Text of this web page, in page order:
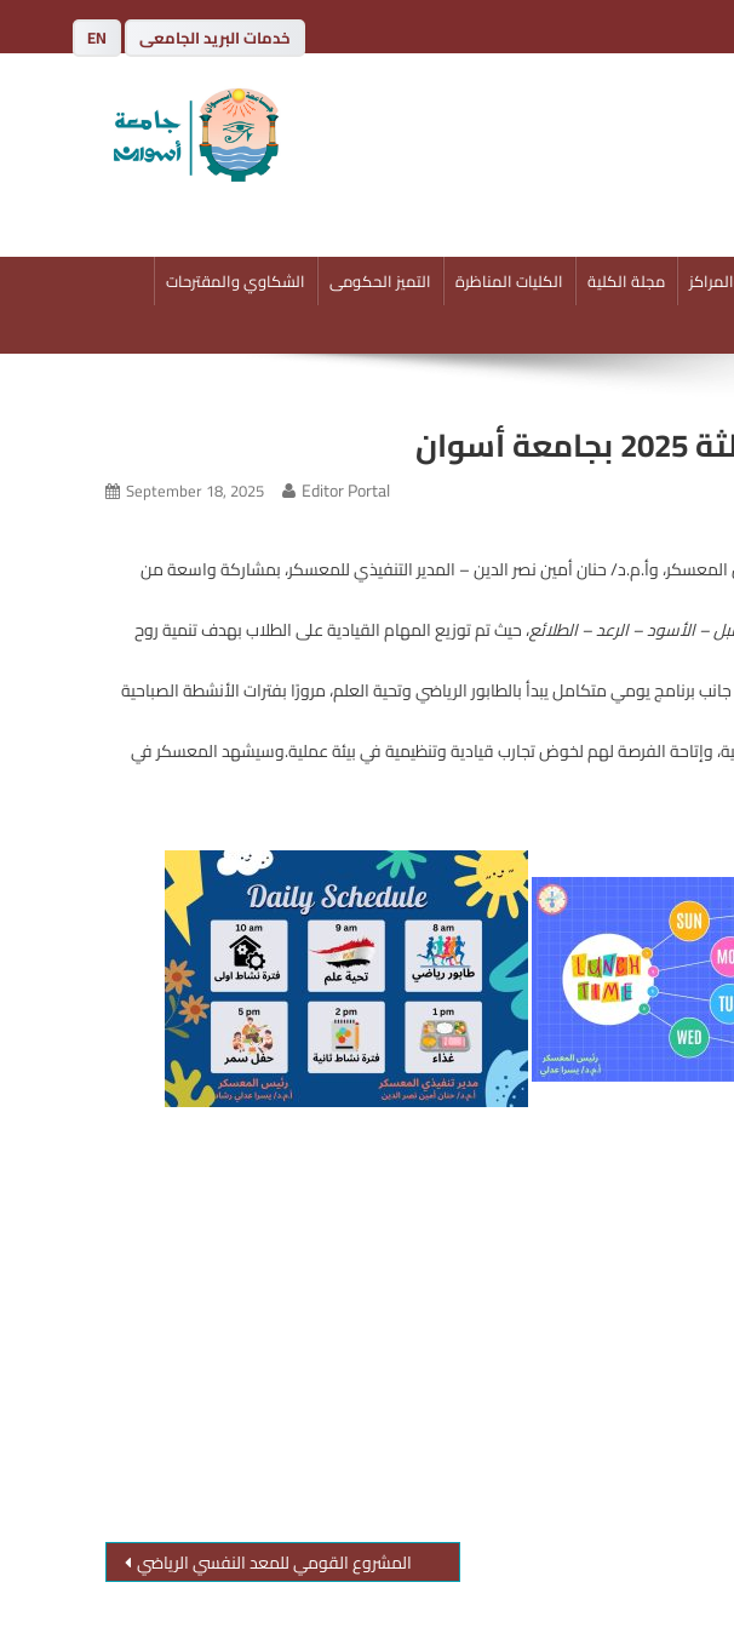
EN خدمات البريد الجامعى
مجلة الكلية الكليات المناظرة التميز الحكومى
الشكاوي والمقترحات
September 18, 2025
Editor Portal
المعسكر، وأ.م.د/ حنان أمين نصر الدين – المدير التنفيذي للمعسكر، بمشاركة واسعة من
– الأسود – الرعد – الطلائع، حيث تم توزيع المهام القيادية على الطلاب بهدف تنمية روح
جانب برنامج يومي متكامل يبدأ بالطابور الرياضي وتحية العلم، مرورًا بفترات الأنشطة الصباحية
وإتاحة الفرصة لهم لخوض تجارب قيادية وتنظيمية في بيئة عملية.وسيشهد المعسكر في
المشروع القومي للمعد النفسي الرياضي